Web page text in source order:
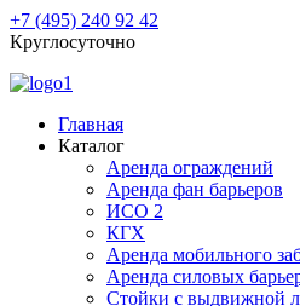
+7 (495) 240 92 42
Круглосуточно
Главная
Каталог
Аренда ограждений
Аренда фан барьеров
ИСО 2
КГХ
Аренда мобильного
Аренда силовых
Стойки с выдвижной